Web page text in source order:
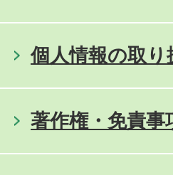
個人情報の取り
著作権・免責事